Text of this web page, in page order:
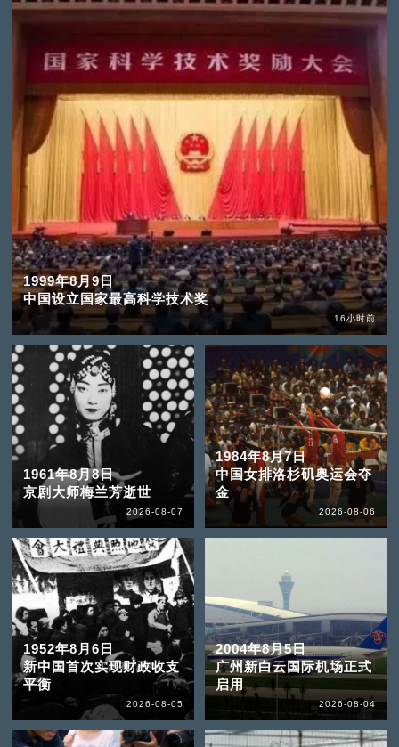
1999年8月9日
中国设立国家最高科学技术奖
16小时前
1961年8月8日
京剧大师梅兰芳逝世
2026-08-07
1984年8月7日
中国女排洛杉矶奥运会夺
金
2026-08-06
1952年8月6日
新中国首次实现财政收支
平衡
2026-08-05
2004年8月5日
广州新白云国际机场正式
启用
2026-08-04